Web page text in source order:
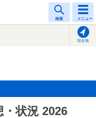
検索 メニュー
現在地
状況 2026